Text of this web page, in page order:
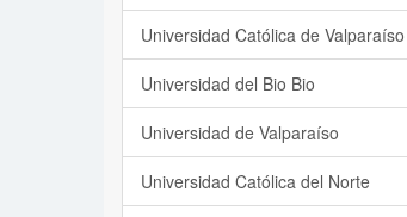
Universidad Católica de Valparaíso
Universidad del Bio Bio
Universidad de Valparaíso
Universidad Católica del Norte